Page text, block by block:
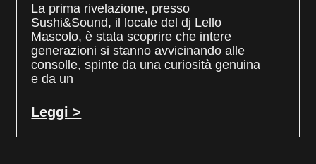
La prima rivelazione, presso
Sushi&Sound, il locale del dj Lello
Mascolo, è stata scoprire che intere
generazioni si stanno avvicinando alle
consolle, spinte da una curiosità genuina
e da un
Leggi >